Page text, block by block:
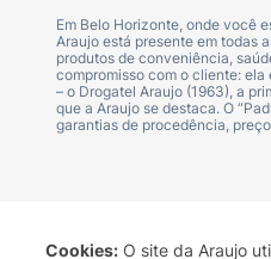
Cookies: O site da Araujo
Em Belo Horizonte, onde você
Araujo está presente em todas
produtos de conveniência,
compromisso com o cliente:
– o Drogatel Araujo (1963), a
que a Araujo se destaca. O
garantias de procedência,